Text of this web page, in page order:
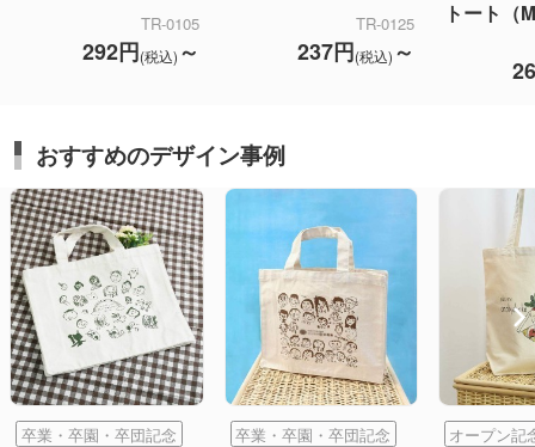
TR-0105
292円(税込) ～
TR-0125
237円(税込) ～
トート（
おすすめのデザイン事例
卒業・卒園・卒団記念 卒業・卒園・卒団記念 オープン記